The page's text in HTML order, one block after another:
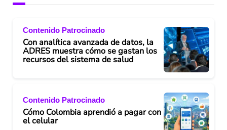
Contenido Patrocinado
Con analítica avanzada de datos, la
ADRES muestra cómo se gastan los
recursos del sistema de salud
Contenido Patrocinado
Cómo Colombia aprendió a pagar con
el celular